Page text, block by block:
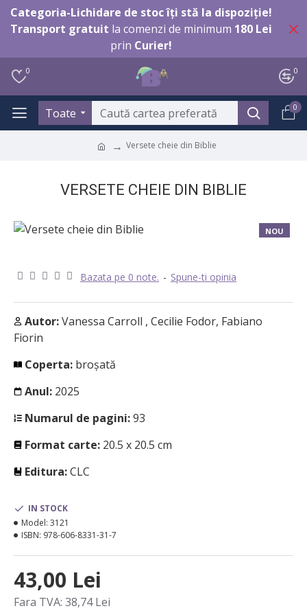
Categoria-Lichidare de stoc îți stă la dispoziție!
Transport gratuit la comenzi de minimum 180 Lei
prin Curier!
0 0
Toate 0
Versete cheie din Biblie
VERSETE CHEIE DIN BIBLIE
NOU
Bazata pe 0 note. - Spune-ti opinia
Autor:Vanessa Carroll , Cecilie Fodor, Fabiano
Fiorin
Coperta: broșată
Anul: 2025
Numarul de pagini:93
Format carte: 20.5 x 20.5 cm
Editura:CLC
43,00 Lei
Fara TVA: 38,74 Lei
IN STOCK
Model: 3121
ISBN: 978-606-8331-31-7